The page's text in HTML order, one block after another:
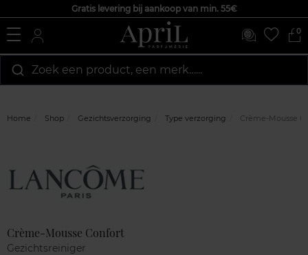
Gratis levering bij aankoop van min. 55€
0
Zoek een product, een merk…...
Home Shop Gezichtsverzorging Type verzorging Crème-Mousse
Crème-Mousse Confort
Gezichtsreiniger